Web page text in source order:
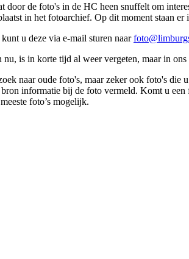
de foto's in de HC heen snuffelt om
in het fotoarchief. Op dit moment staan er
u deze via e-mail sturen naar
is in korte tijd al weer vergeten, maar in
naar oude foto's, maar zeker ook foto's die
informatie bij de foto vermeld. Komt u
foto’s mogelijk.